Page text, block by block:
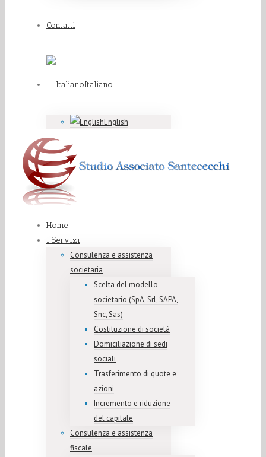
Contatti
Italiano
English
Home
I Servizi
Consulenza e assistenza
societaria
Scelta del modello
societario (SpA, Srl, SAPA,
Snc, Sas)
Costituzione di società
Domiciliazione di sedi
sociali
Trasferimento di quote e
azioni
Incremento e riduzione
del capitale
Consulenza e assistenza
fiscale